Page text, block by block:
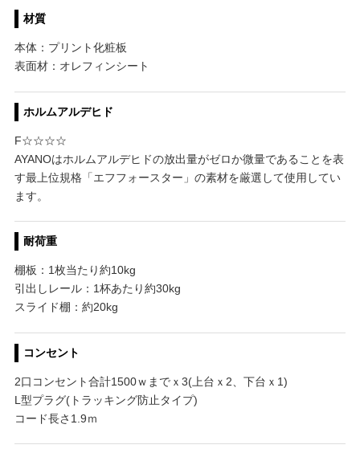
材質
本体：プリント化粧板
表面材：オレフィンシート
ホルムアルデヒド
F☆☆☆☆
AYANOはホルムアルデヒドの放出量がゼロか微量であることを表
す最上位規格「エフフォースター」の素材を厳選して使用してい
ます。
耐荷重
棚板：1枚当たり約10kg
引出しレール：1杯あたり約30kg
スライド棚：約20kg
コンセント
2口コンセント合計1500ｗまでｘ3(上台ｘ2、下台ｘ1)
L型プラグ(トラッキング防止タイプ)
コード長さ1.9ｍ